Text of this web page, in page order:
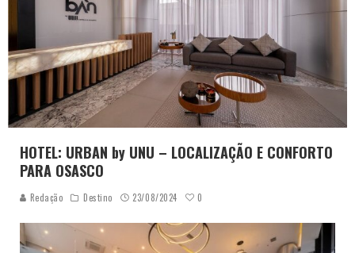
HOTEL: URBAN by UNU – LOCALIZAÇÃO E CONFORTO
PARA OSASCO
Redação Destino 23/08/2024 0